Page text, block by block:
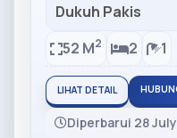
Dukuh Pakis
52 M2 2 1
LIHAT DETAIL
Diperbarui 28